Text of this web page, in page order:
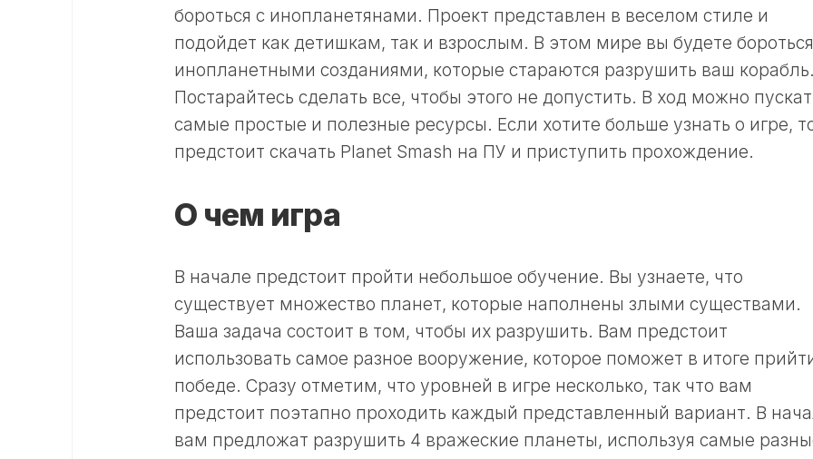
бороться с инопланетянами. Проект представлен в веселом стиле и
подойдет как детишкам, так и взрослым. В этом мире вы будете
инопланетными созданиями, которые стараются разрушить ваш корабль.
Постарайтесь сделать все, чтобы этого не допустить. В ход можно
самые простые и полезные ресурсы. Если хотите больше узнать о игре,
предстоит скачать Planet Smash на ПУ и приступить прохождение.
О чем игра
В начале предстоит пройти небольшое обучение. Вы узнаете, что
существует множество планет, которые наполнены злыми существами.
Ваша задача состоит в том, чтобы их разрушить. Вам предстоит
использовать самое разное вооружение, которое поможет в итоге
победе. Сразу отметим, что уровней в игре несколько, так что вам
предстоит поэтапно проходить каждый представленный вариант. В
вам предложат разрушить 4 вражеские планеты, используя самые